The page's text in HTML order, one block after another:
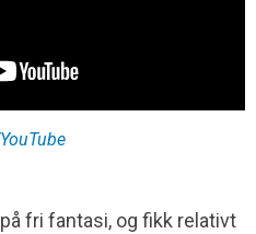
fri fantasi, og fikk relativt